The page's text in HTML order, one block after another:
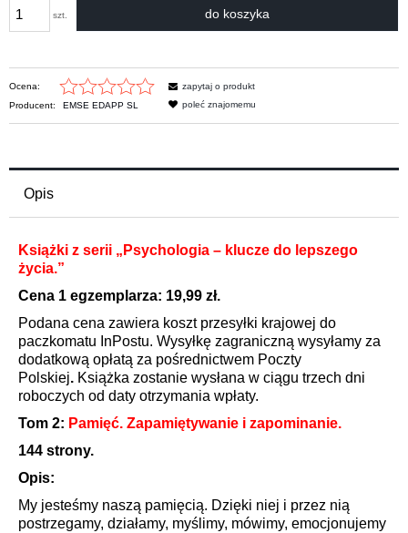
szt. do koszyka
Ocena:
Producent:
EMSE EDAPP SL
zapytaj o produkt
poleć znajomemu
Opis
Książki z serii „Psychologia – klucze do lepszego
życia.”
Cena 1 egzemplarza: 19,99 zł.
Podana cena zawiera koszt przesyłki krajowej do
paczkomatu InPostu. Wysyłkę zagraniczną wysyłamy za
dodatkową opłatą za pośrednictwem Poczty
Polskiej. Książka zostanie wysłana w ciągu trzech dni
roboczych od daty otrzymania wpłaty.
Tom 2: Pamięć. Zapamiętywanie i zapominanie.
144 strony.
Opis:
My jesteśmy naszą pamięcią. Dzięki niej i przez nią
postrzegamy, działamy, myślimy, mówimy, emocjonujemy